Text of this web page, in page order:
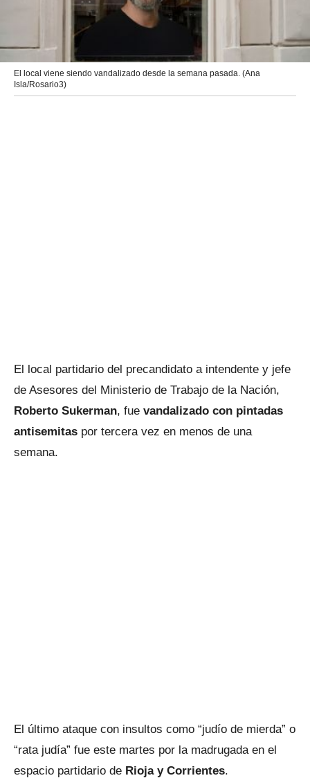
El local viene siendo vandalizado desde la semana pasada. (Ana
Isla/Rosario3)
El local partidario del precandidato a intendente y jefe
de Asesores del Ministerio de Trabajo de la Nación,
Roberto Sukerman, fue vandalizado con pintadas
antisemitas por tercera vez en menos de una
semana.
El último ataque con insultos como “judío de mierda” o
“rata judía” fue este martes por la madrugada en el
espacio partidario de Rioja y Corrientes.